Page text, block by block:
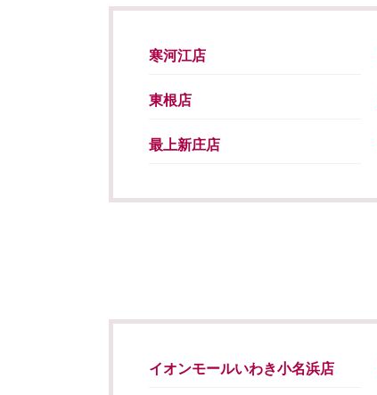
寒河江店
東根店
最上新庄店
イオンモールいわき小名浜店